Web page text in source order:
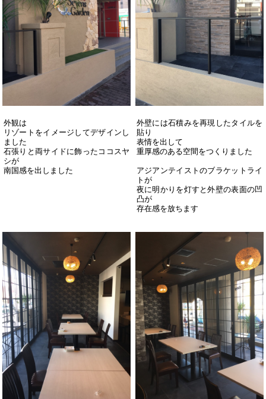
外観は
リゾートをイメージしてデザインし
ました
石張りと両サイドに飾ったココスヤ
シが
南国感を出しました
外壁には石積みを再現したタイルを
貼り
表情を出して
重厚感のある空間をつくりました
アジアンテイストのブラケットライ
トが
夜に明かりを灯すと外壁の表面の凹
凸が
存在感を放ちます